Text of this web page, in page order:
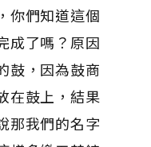
你們知道這個
成了嗎？原因
鼓，因為鼓商
在鼓上，結果
那我們的名字